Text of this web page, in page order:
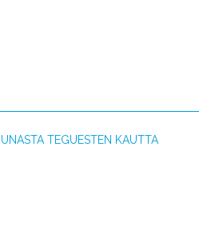
TEGUESTEN KAUTTA